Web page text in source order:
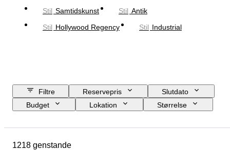
Stil Samtidskunst Stil Antik
Stil Hollywood Regency Stil Industrial
Filtre Reservepris
Slutdato
Budget
Lokation
Størrelse
Køn
1218 genstande